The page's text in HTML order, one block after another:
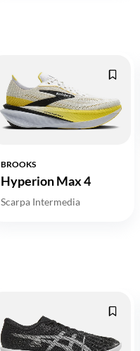
BROOKS
Hyperion Max 4
Scarpa Intermedia